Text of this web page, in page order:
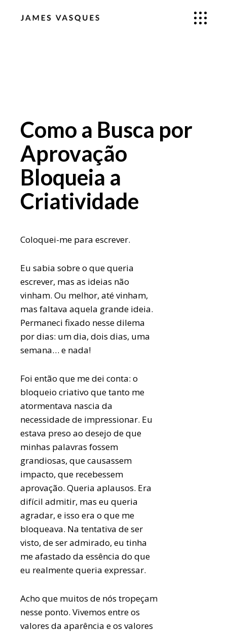
Como a Busca por
Aprovação
Bloqueia a
Criatividade
Coloquei-me para escrever.
Eu sabia sobre o que queria
escrever, mas as ideias não
vinham. Ou melhor, até vinham,
mas faltava aquela grande ideia.
Permaneci fixado nesse dilema
por dias: um dia, dois dias, uma
semana… e nada!
Foi então que me dei conta: o
bloqueio criativo que tanto me
atormentava nascia da
necessidade de impressionar. Eu
estava preso ao desejo de que
minhas palavras fossem
grandiosas, que causassem
impacto, que recebessem
aprovação. Queria aplausos. Era
difícil admitir, mas eu queria
agradar, e isso era o que me
bloqueava. Na tentativa de ser
visto, de ser admirado, eu tinha
me afastado da essência do que
eu realmente queria expressar.
Acho que muitos de nós tropeçam
nesse ponto. Vivemos entre os
valores da aparência e os valores